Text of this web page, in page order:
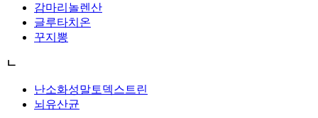
감마리놀렌산
글루타치온
꾸지뽕
ㄴ
난소화성말토덱스트린
뇌유산균